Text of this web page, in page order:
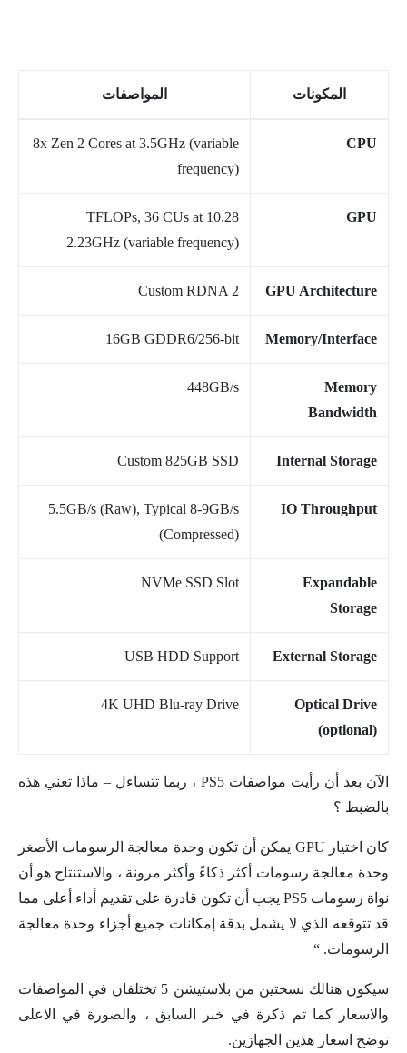
المكونات المواصفات
CPU
8x Zen 2 Cores at 3.5GHz (variable
frequency)
GPU
10.28 TFLOPs, 36 CUs at
2.23GHz (variable frequency)
GPU Architecture
Custom RDNA 2
Memory/Interface
16GB GDDR6/256-bit
Memory
Bandwidth
448GB/s
Internal Storage
Custom 825GB SSD
IO Throughput
5.5GB/s (Raw), Typical 8-9GB/s
(Compressed)
Expandable
Storage
NVMe SSD Slot
External Storage
USB HDD Support
Optical Drive
(optional)
4K UHD Blu-ray Drive
الآن بعد أن رأيت مواصفات PS5 ، ربما تتساءل – ماذا تعني هذه
بالضبط ؟
كان اختيار GPU يمكن أن تكون وحدة معالجة الرسومات الأصغر
وحدة معالجة رسومات أكثر ذكاءً وأكثر مرونة ، والاستنتاج هو أن
نواة رسومات PS5 يجب أن تكون قادرة على تقديم أداء أعلى مما
قد تتوقعه الذي لا يشمل بدقة إمكانات جميع أجزاء وحدة معالجة
الرسومات. “
سيكون هنالك نسختين من بلاستيشن 5 تختلفان في المواصفات
والاسعار كما تم ذكرة في خبر السابق ، والصورة في الاعلى
توضح اسعار هذين الجهازين.